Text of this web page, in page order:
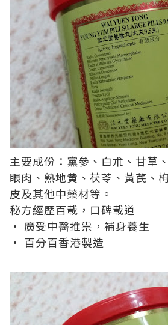
主要成份：黨參、白朮、甘草
眼肉、熟地黄、茯苓、黃芪、
皮及其他中藥材等。
秘方經歷百載，口碑載道
• 廣受中醫推祟，補身養生
• 百分百香港製造